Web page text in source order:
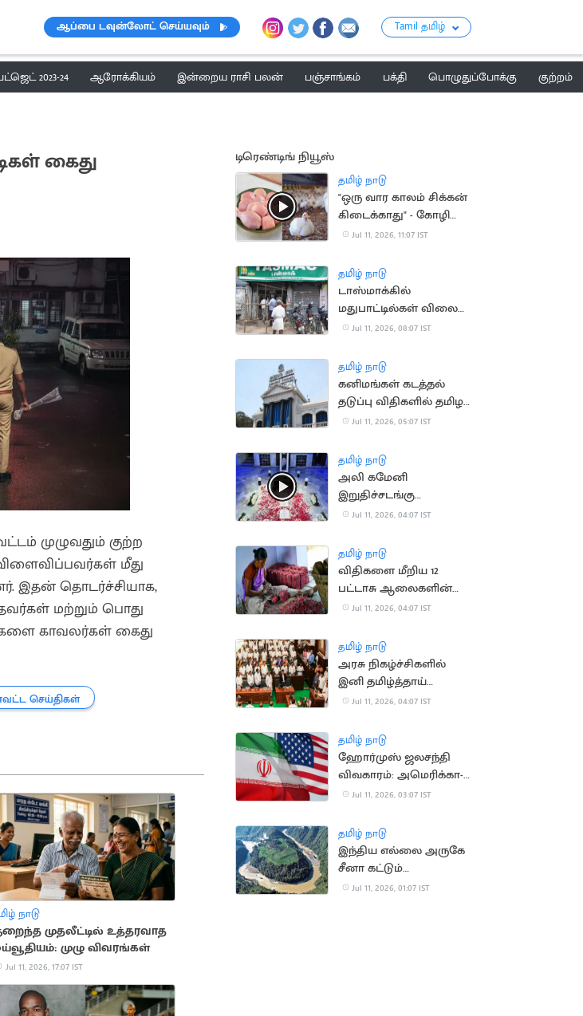
ஆப்பை டவுன்லோட் செய்யவும் Tamil தமிழ்
2023-24 ஆரோக்கியம் இன்றைய ராசி பலன் பஞ்சாங்கம் பக்தி பொழுதுப்போக்கு
குற்றம்
கைது
முழுவதும் குற்ற
மீது
இதன் தொடர்ச்சியாக,
மற்றும் பொது
காவலர்கள் கைது
செய்திகள்
நாடு
முதலீட்டில் உத்தரவாத
முழு விவரங்கள்
Jul 11, 2026, 17:07 IST
டிரெண்டிங் நியூஸ்
தமிழ் நாடு
"ஒரு வார காலம் சிக்கன்
கிடைக்காது" - கோழி
வணிகர்கள் முடிவு
Jul 11, 2026, 11:07 IST
தமிழ் நாடு
டாஸ்மாக்கில்
மதுபாட்டில்கள் விலை
ரூ.10 உயர்கிறதா?
அறிக்கை தாக்கல்
Jul 11, 2026, 08:07 IST
தமிழ் நாடு
கனிமங்கள் கடத்தல்
தடுப்பு விதிகளில் தமிழக
அரசு திருத்தம்
Jul 11, 2026, 05:07 IST
தமிழ் நாடு
அலி கமேனி
இறுதிச்சடங்கு
வீடியோவை வெளியிட்ட
Jul 11, 2026, 04:07 IST
தமிழ் நாடு
விதிகளை மீறிய 12
பட்டாசு ஆலைகளின்
உரிமம் தற்காலிக ரத்து
Jul 11, 2026, 04:07 IST
தமிழ் நாடு
அரசு நிகழ்ச்சிகளில்
இனி தமிழ்த்தாய்
வாழ்த்துக்கே முதலிடம்:
Jul 11, 2026, 04:07 IST
தமிழ் நாடு
ஹோர்முஸ் ஜலசந்தி
விவகாரம்: அமெரிக்கா-
ஈரான் இடையே பதற்றம்
Jul 11, 2026, 03:07 IST
தமிழ் நாடு
இந்திய எல்லை அருகே
சீனா கட்டும்
அணையால் நிலநடுக்க
Jul 11, 2026, 01:07 IST